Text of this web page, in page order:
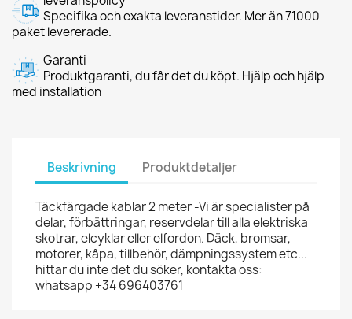
Specifika och exakta leveranstider. Mer än 71000
paket levererade.
Garanti
Produktgaranti, du får det du köpt. Hjälp och hjälp
med installation
Beskrivning Produktdetaljer
Täckfärgade kablar 2 meter -Vi är specialister på
delar, förbättringar, reservdelar till alla elektriska
skotrar, elcyklar eller elfordon. Däck, bromsar,
motorer, kåpa, tillbehör, dämpningssystem etc...
hittar du inte det du söker, kontakta oss:
whatsapp +34 696403761